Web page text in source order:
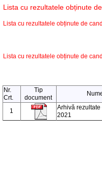
Lista cu rezultatele obținute
Lista cu rezultatele obținute de
Lista cu rezultatele obținute de
Nr.
Crt.
Tip
document
1
Arhivă
2021